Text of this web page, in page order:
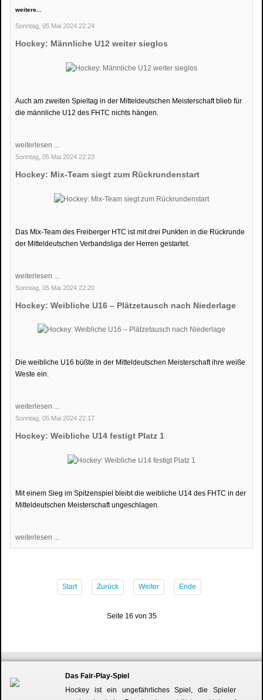
weitere...
Sonntag, 05 Mai 2024 22:24
Hockey: Männliche U12 weiter sieglos
Auch am zweiten Spieltag in der Mitteldeutschen Meisterschaft blieb für
die männliche U12 des FHTC nichts hängen.
weiterlesen ...
Sonntag, 05 Mai 2024 22:23
Hockey: Mix-Team siegt zum Rückrundenstart
Das Mix-Team des Freiberger HTC ist mit drei Punkten in die Rückrunde
der Mitteldeutschen Verbandsliga der Herren gestartet.
weiterlesen ...
Sonntag, 05 Mai 2024 22:20
Hockey: Weibliche U16 – Plätzetausch nach Niederlage
Die weibliche U16 büßte in der Mitteldeutschen Meisterschaft ihre weiße
Weste ein.
weiterlesen ...
Sonntag, 05 Mai 2024 22:17
Hockey: Weibliche U14 festigt Platz 1
Mit einem Sieg im Spitzenspiel bleibt die weibliche U14 des FHTC in der
Mitteldeutschen Meisterschaft ungeschlagen.
weiterlesen ...
Start Zurück Weiter Ende
Seite 16 von 35
Das Fair-Play-Spiel
Hockey ist ein ungefährliches Spiel, die Spieler